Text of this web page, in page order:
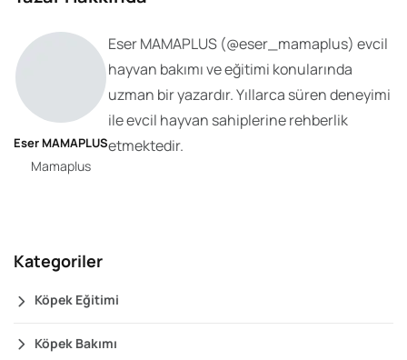
Eser MAMAPLUS
Mamaplus
Eser MAMAPLUS (@eser_mamaplus) evcil
hayvan bakımı ve eğitimi konularında
uzman bir yazardır. Yıllarca süren deneyimi
ile evcil hayvan sahiplerine rehberlik
etmektedir.
Kategoriler
Köpek Eğitimi
Köpek Bakımı